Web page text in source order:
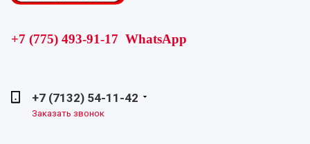
+7 (775) 493-91-17 WhatsApp
+7 (7132) 54-11-42
Заказать звонок